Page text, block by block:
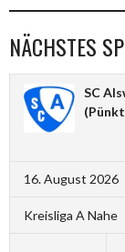
NÄCHSTES
SC
16. August 2026
Kreisliga A Nahe